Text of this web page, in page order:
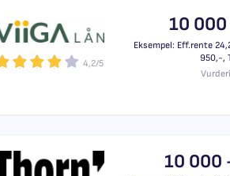
4,2/5
10
Eksempel: Eff.rente
950,-,
10 000